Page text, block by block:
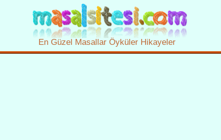
En Güzel Masallar Öyküler Hikayeler